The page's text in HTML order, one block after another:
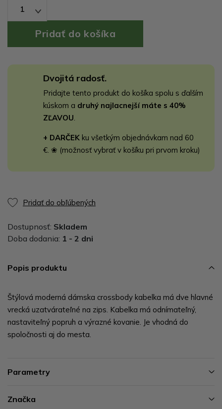
1
Dvojitá radosť.
Pridajte tento produkt do košíka spolu s ďalším
kúskom a druhý najlacnejší máte s 40%
ZĽAVOU
+ DARČEK ku všetkým objednávkam nad 60
€. ❀ (možnosť vybrať v košíku pri prvom kroku)
Pridať do obľúbených
Dostupnosť: Skladem
Doba dodania: 1 - 2 dni
Popis produktu
Štýlová moderná dámska crossbody kabelka má dve hlavné
vrecká uzatvárateľné na zips. Kabelka má odnímateľný,
nastaviteľný popruh a výrazné kovanie. Je vhodná do
spoločnosti aj do mesta.
Parametry
Značka